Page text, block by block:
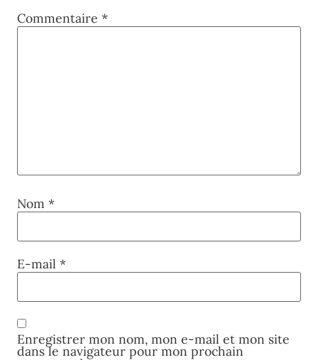
Commentaire *
Nom *
E-mail *
Enregistrer mon nom, mon e-mail et mon site
dans le navigateur pour mon prochain